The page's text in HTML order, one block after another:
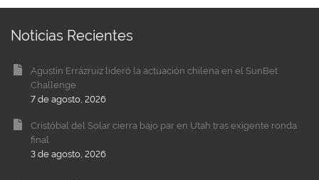
Noticias Recientes
Agustín Errázruiz lideró la actuación chilena en el SunBet
Challenge
7 de agosto, 2026
Cristóbal del Solar cierra bajo par en Utah tras exigente ronda
final
3 de agosto, 2026